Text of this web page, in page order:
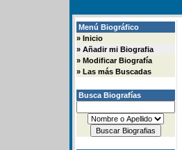
Menú Biográfico
» Inicio
» Añadir mi Biografia
» Modificar Biografía
» Las más Buscadas
Busca Biografías